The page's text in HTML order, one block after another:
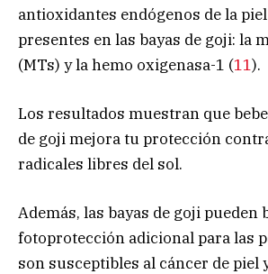
antioxidantes endógenos de la
presentes en las bayas de goji: la
(MTs) y la hemo oxigenasa-1 (11).
Los resultados muestran que
de goji mejora tu protección
radicales libres del sol.
Además, las bayas de goji pueden
fotoprotección adicional para las
son susceptibles al cáncer de piel